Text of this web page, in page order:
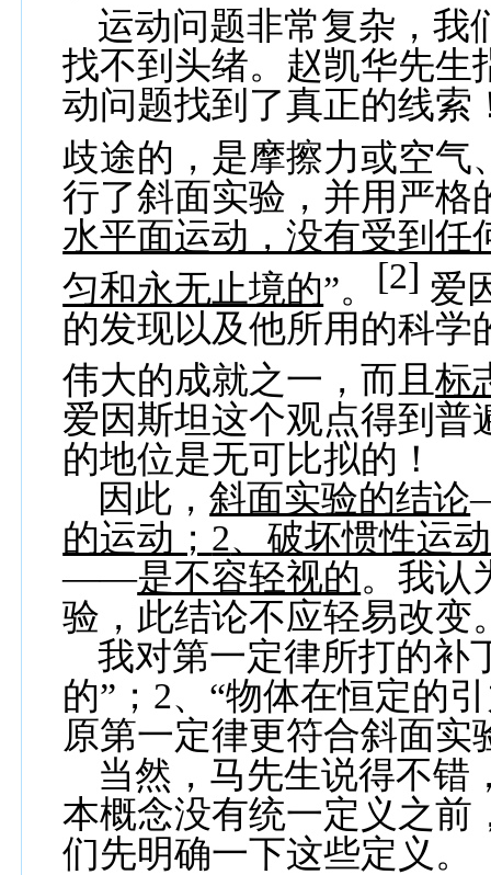
运动问题非常复杂，我
找不到头绪。赵凯华先生
动问题找到了真正的线索
歧途的，是摩擦力或空气
行了斜面实验，并用严格
水平面运动，没有受到任
匀和永无止境的”。 [2] 爱
的发现以及他所用的科学
伟大的成就之一，而且标
爱因斯坦这个观点得到普
的地位是无可比拟的！
因此，斜面实验的结论
的运动； 2、破坏惯性运
——是不容轻视的。我认
验，此结论不应轻易改变
我对第一定律所打的
的”； 2、“物体在恒定的
原第一定律更符合斜面实
当然，马先生说得不错
本概念没有统一定义之前
们先明确一下这些定义。